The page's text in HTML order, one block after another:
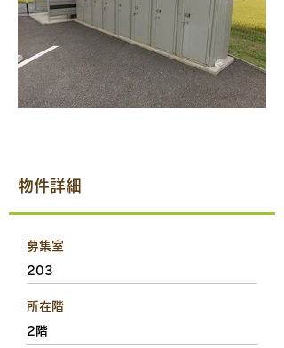
物件詳細
募集室
203
所在階
2階